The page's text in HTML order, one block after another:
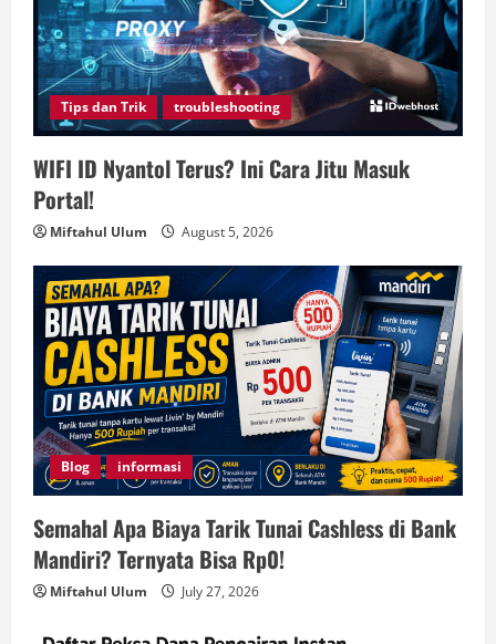
Tips dan Trik troubleshooting
WIFI ID Nyantol Terus? Ini Cara Jitu Masuk
Portal!
Miftahul Ulum August 5, 2026
Blog informasi
Semahal Apa Biaya Tarik Tunai Cashless di Bank
Mandiri? Ternyata Bisa Rp0!
Miftahul Ulum July 27, 2026